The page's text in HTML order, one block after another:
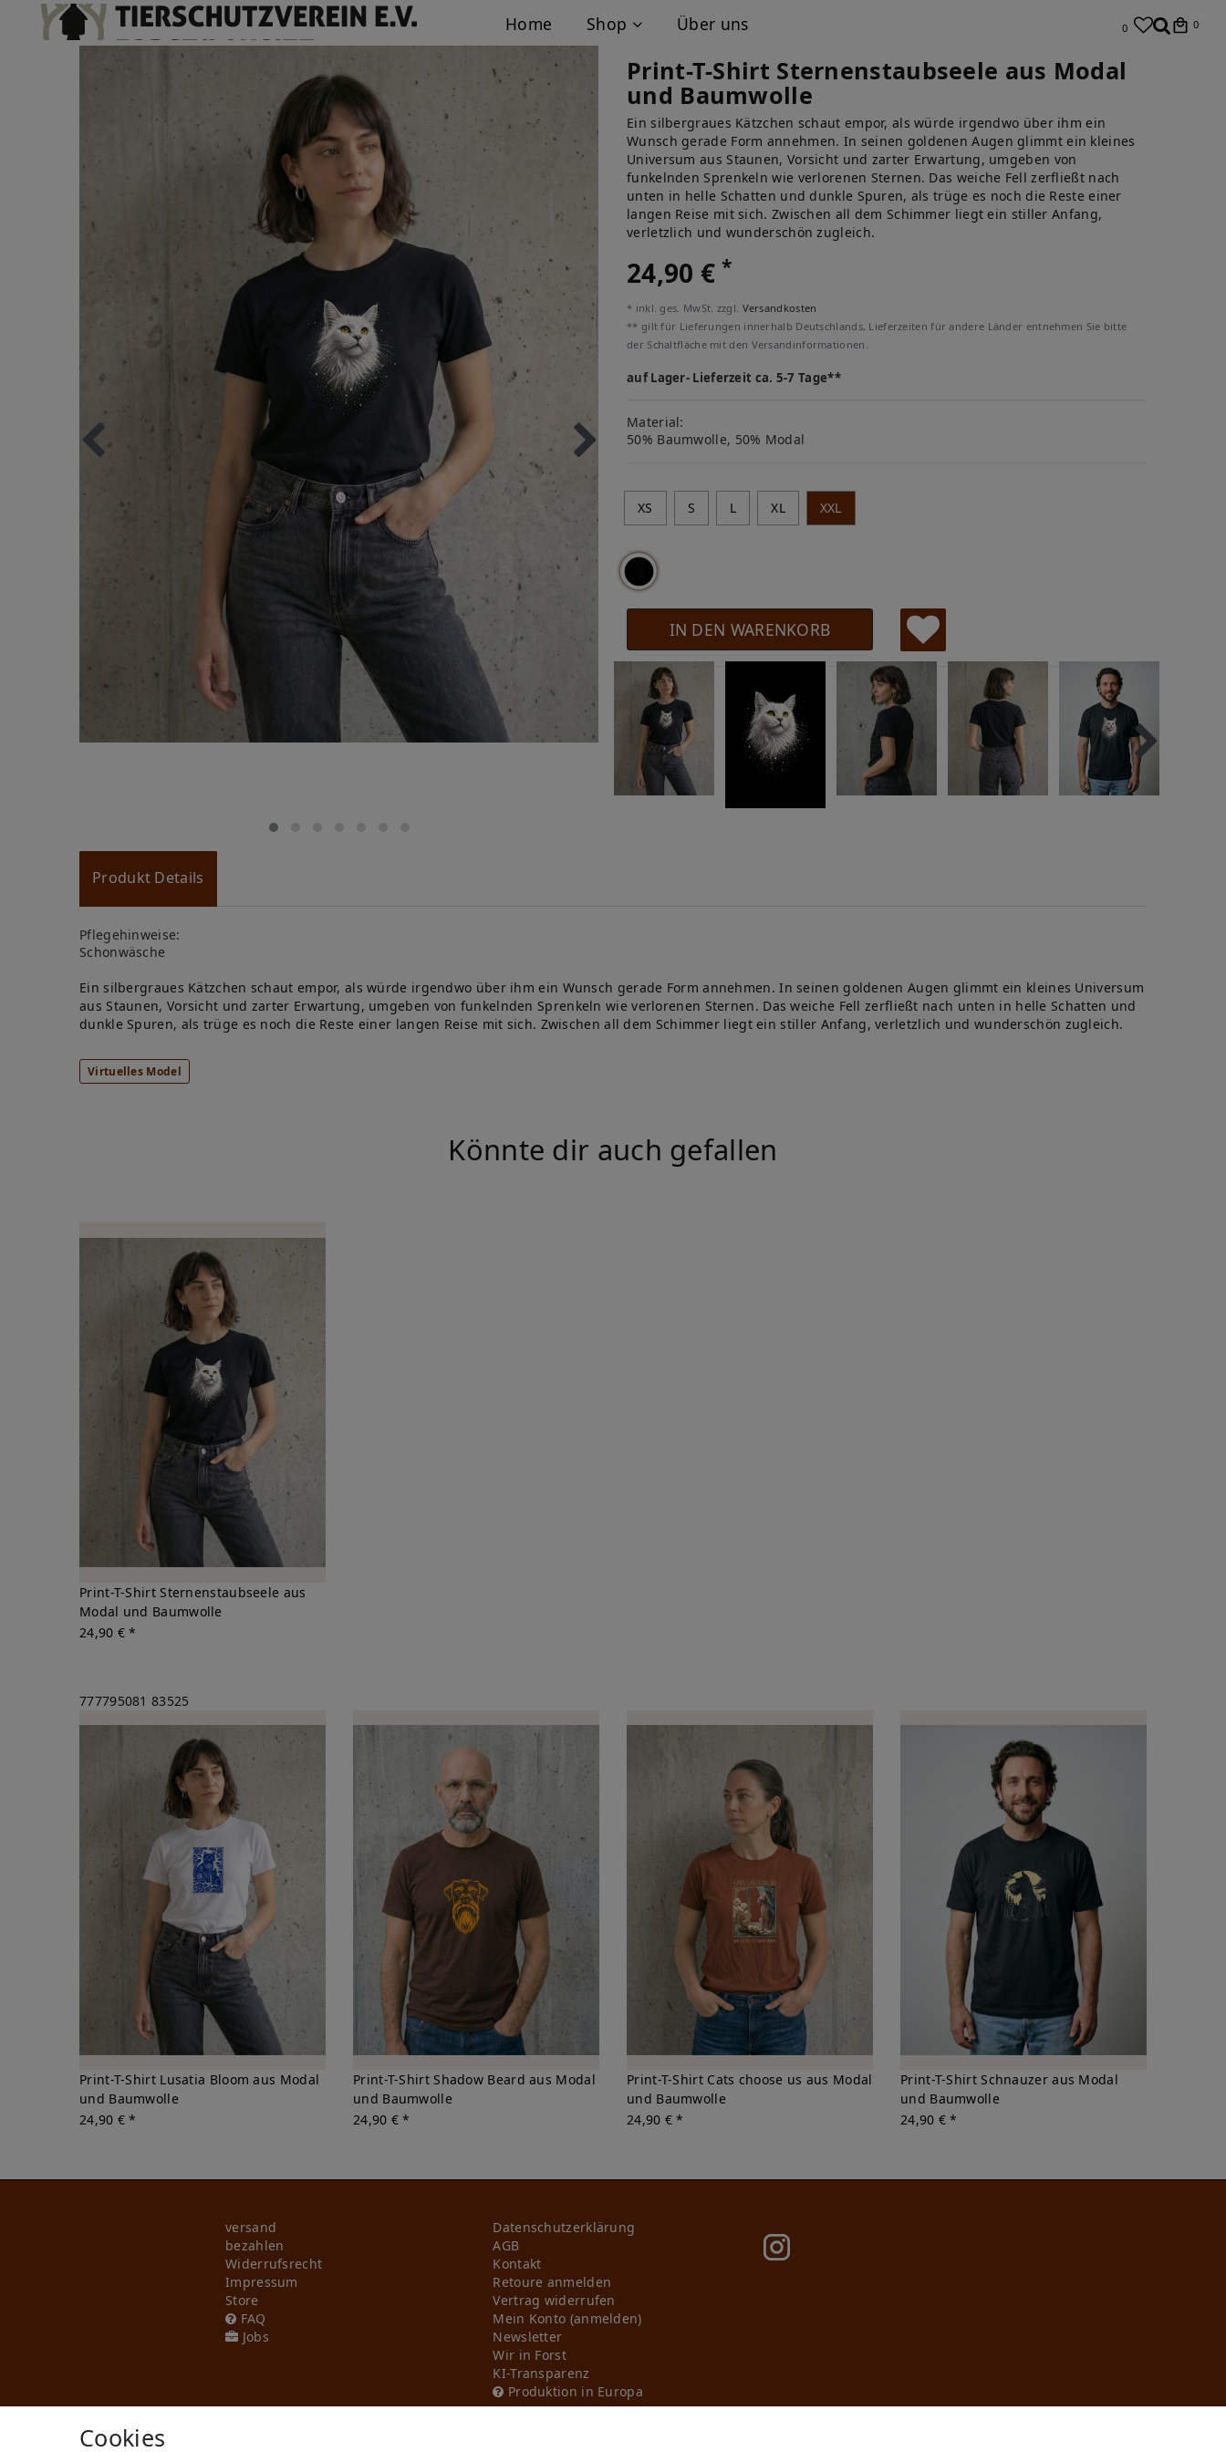
Home Shop Über uns 0 0
Print-T-Shirt Sternenstaubseele aus Modal
und Baumwolle
Ein silbergraues Kätzchen schaut empor, als würde irgendwo über ihm ein
Wunsch gerade Form annehmen. In seinen goldenen Augen glimmt ein kleines
Universum aus Staunen, Vorsicht und zarter Erwartung, umgeben von
funkelnden Sprenkeln wie verlorenen Sternen. Das weiche Fell zerfließt nach
unten in helle Schatten und dunkle Spuren, als trüge es noch die Reste einer
langen Reise mit sich. Zwischen all dem Schimmer liegt ein stiller Anfang,
verletzlich und wunderschön zugleich.
24,90 €*
* inkl. ges. MwSt. zzgl. Versandkosten
** gilt für Lieferungen innerhalb Deutschlands, Lieferzeiten für andere Länder entnehmen Sie bitte
der Schaltfläche mit den Versandinformationen.
auf Lager- Lieferzeit ca. 5-7 Tage**
Material:
50% Baumwolle, 50% Modal
XS S L XL XXL
IN DEN WARENKORB
W
u
ns
ch
lis
Produkt Details
Pflegehinweise:
Schonwäsche
Ein silbergraues Kätzchen schaut empor, als würde irgendwo über ihm ein Wunsch gerade Form annehmen. In seinen goldenen Augen glimmt ein kleines Universum
aus Staunen, Vorsicht und zarter Erwartung, umgeben von funkelnden Sprenkeln wie verlorenen Sternen. Das weiche Fell zerfließt nach unten in helle Schatten und
dunkle Spuren, als trüge es noch die Reste einer langen Reise mit sich. Zwischen all dem Schimmer liegt ein stiller Anfang, verletzlich und wunderschön zugleich.
Virtuelles Model
Könnte dir auch gefallen
Print-T-Shirt Sternenstaubseele aus
Modal und Baumwolle
24,90 € *
777795081 83525
Print-T-Shirt Lusatia Bloom aus Modal
und Baumwolle
24,90 € *
Print-T-Shirt Shadow Beard aus Modal
und Baumwolle
24,90 € *
Print-T-Shirt Cats choose us aus Modal
und Baumwolle
24,90 € *
Print-T-Shirt Schnauzer aus Modal
und Baumwolle
24,90 € *
versand
bezahlen
Widerrufs­recht
Impressum
Store
FAQ
Jobs
Daten­schutz­erklärung
AGB
Kontakt
Retoure anmelden
Vertrag widerrufen
Mein Konto (anmelden)
Newsletter
Wir in Forst
KI-Transparenz
Produktion in Europa
Cookies